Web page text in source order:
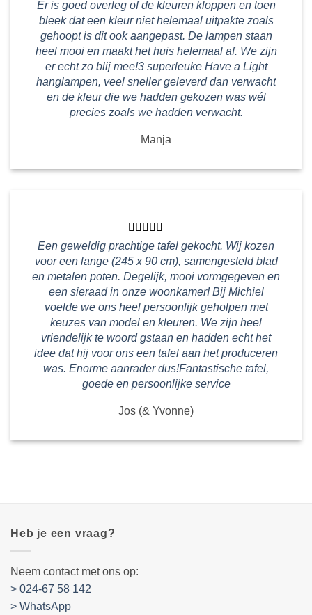
Er is goed overleg of de kleuren kloppen en toen
bleek dat een kleur niet helemaal uitpakte zoals
gehoopt is dit ook aangepast. De lampen staan
heel mooi en maakt het huis helemaal af. We zijn
er echt zo blij mee!3 superleuke Have a Light
hanglampen, veel sneller geleverd dan verwacht
en de kleur die we hadden gekozen was wél
precies zoals we hadden verwacht.
Manja
Een geweldig prachtige tafel gekocht. Wij kozen
voor een lange (245 x 90 cm), samengesteld blad
en metalen poten. Degelijk, mooi vormgegeven en
een sieraad in onze woonkamer! Bij Michiel
voelde we ons heel persoonlijk geholpen met
keuzes van model en kleuren. We zijn heel
vriendelijk te woord gstaan en hadden echt het
idee dat hij voor ons een tafel aan het produceren
was. Enorme aanrader dus!Fantastische tafel,
goede en persoonlijke service
Jos (& Yvonne)
Heb je een vraag?
Neem contact met ons op:
> 024-67 58 142
> WhatsApp